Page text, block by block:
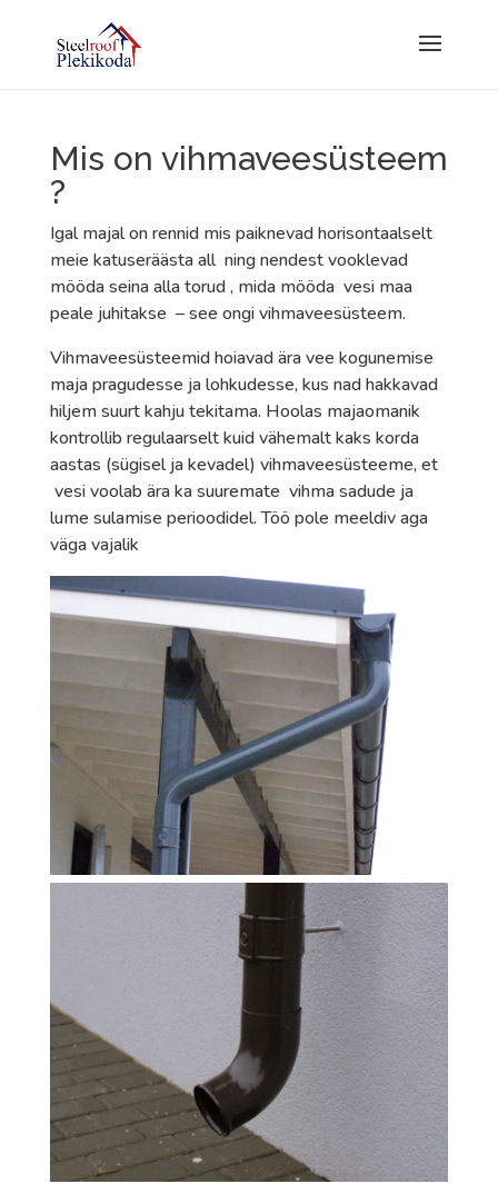
Mis on vihmaveesüsteem
?
Igal majal on rennid mis paiknevad horisontaalselt
meie katuseräästa all ning nendest vooklevad
mööda seina alla torud , mida mööda vesi maa
peale juhitakse – see ongi vihmaveesüsteem.
Vihmaveesüsteemid hoiavad ära vee kogunemise
maja pragudesse ja lohkudesse, kus nad hakkavad
hiljem suurt kahju tekitama. Hoolas majaomanik
kontrollib regulaarselt kuid vähemalt kaks korda
aastas (sügisel ja kevadel) vihmaveesüsteeme, et
vesi voolab ära ka suuremate vihma sadude ja
lume sulamise perioodidel. Töö pole meeldiv aga
väga vajalik